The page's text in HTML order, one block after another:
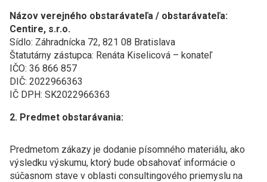
Názov verejného obstarávateľa / obstarávateľa:
Centire, s.r.o.
Sídlo: Záhradnícka 72, 821 08 Bratislava
Štatutárny zástupca: Renáta Kiselicová – konateľ
IČO: 36 866 857
DIČ: 2022966363
IČ DPH: SK2022966363
2. Predmet obstarávania:
Predmetom zákazy je dodanie písomného materiálu, ako
výsledku výskumu, ktorý bude obsahovať informácie o
súčasnom stave v oblasti consultingového priemyslu na